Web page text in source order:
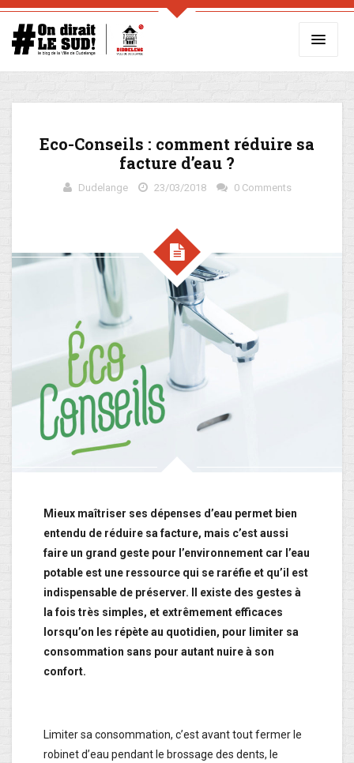
Eco-Conseils : comment réduire sa
facture d’eau ?
Dudelange 23/03/2018 0 Comments
Mieux maîtriser ses dépenses d’eau permet bien
entendu de réduire sa facture, mais c’est aussi
faire un grand geste pour l’environnement car l’eau
potable est une ressource qui se raréfie et qu’il est
indispensable de préserver. Il existe des gestes à
la fois très simples, et extrêmement efficaces
lorsqu’on les répète au quotidien, pour limiter sa
consommation sans pour autant nuire à son
confort.
Limiter sa consommation, c’est avant tout fermer le
robinet d’eau pendant le brossage des dents, le